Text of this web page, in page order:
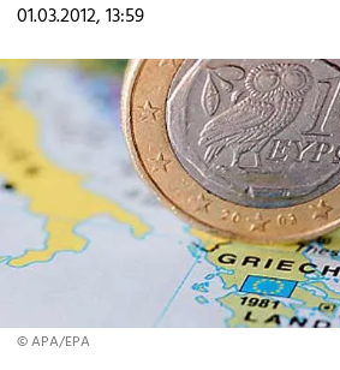
01.03.2012, 13:59
© APA/EPA